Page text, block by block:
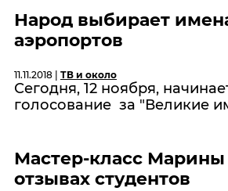
Народ выбирает
аэропортов
11.11.2018 | ТВ и около
Сегодня, 12 ноября,
голосование за "Великие
Мастер-класс
отзывах студентов